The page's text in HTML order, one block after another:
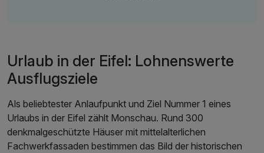
Urlaub in der Eifel: Lohnenswerte
Ausflugsziele
Als beliebtester Anlaufpunkt und Ziel Nummer 1 eines
Urlaubs in der Eifel zählt Monschau. Rund 300
denkmalgeschützte Häuser mit mittelalterlichen
Fachwerkfassaden bestimmen das Bild der historischen